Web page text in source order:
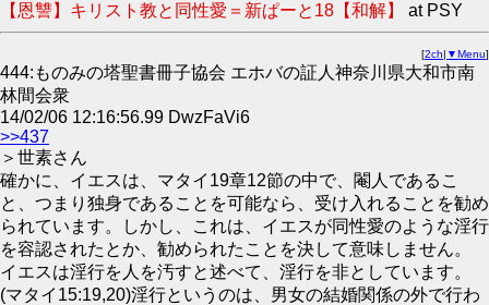
【恩讐】キリスト教と同性愛＝新ぱーと18【和解】 at PSY
[2ch| ▼Menu]
444:ものみの塔聖書冊子協会 エホバの証人神奈川県大和市南
林間会衆
14/02/06 12:16:56.99 DwzFaVi6
>>437
＞世素さん
確かに、イエスは、マタイ19章12節の中で、閹人であるこ
と、つまり独身であることを可能なら、受け入れることを勧め
られています。しかし、これは、イエスが同性愛のような淫行
を容認されたとか、勧められたことを決して意味しません。
イエスは淫行を人を汚すと述べて、淫行を非としています。
(マタイ15:19,20)淫行というのは、男女の結婚関係の外で行わ